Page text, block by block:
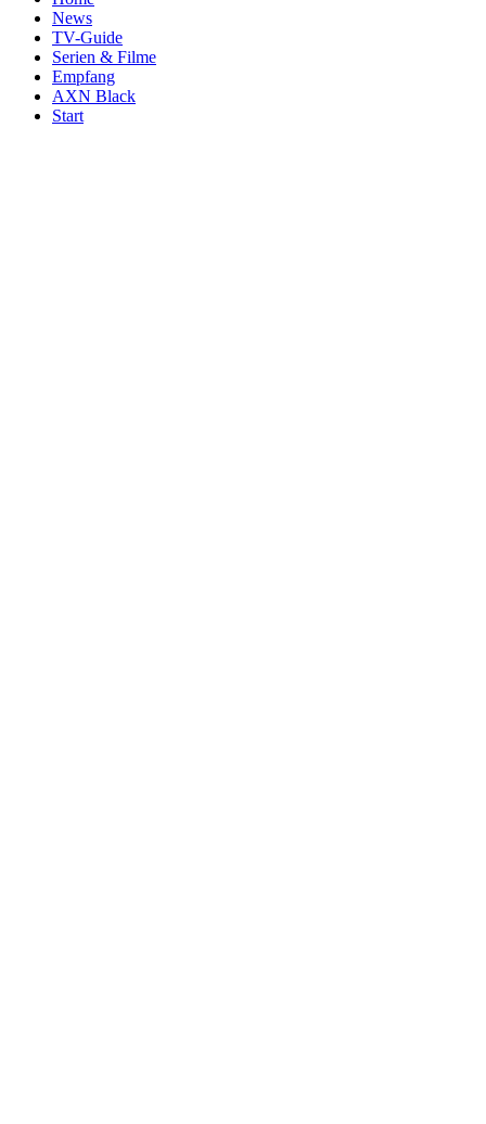
News
TV-Guide
Serien & Filme
Empfang
AXN Black
Start